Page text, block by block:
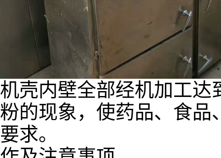
机壳内壁全部经机加工达
粉的现象，使药品、食品
要求。